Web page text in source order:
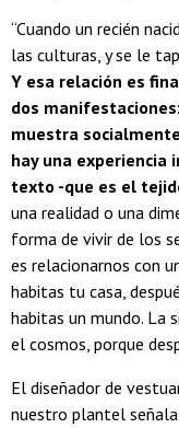
“Cuando un recién
las culturas, y se le
Y esa relación es
dos
muestra
hay una experiencia
texto -que es el
una realidad o una
forma de vivir de los
es relacionarnos con
habitas tu casa,
habitas un mundo. La
el cosmos, porque
El diseñador de
nuestro plantel señala